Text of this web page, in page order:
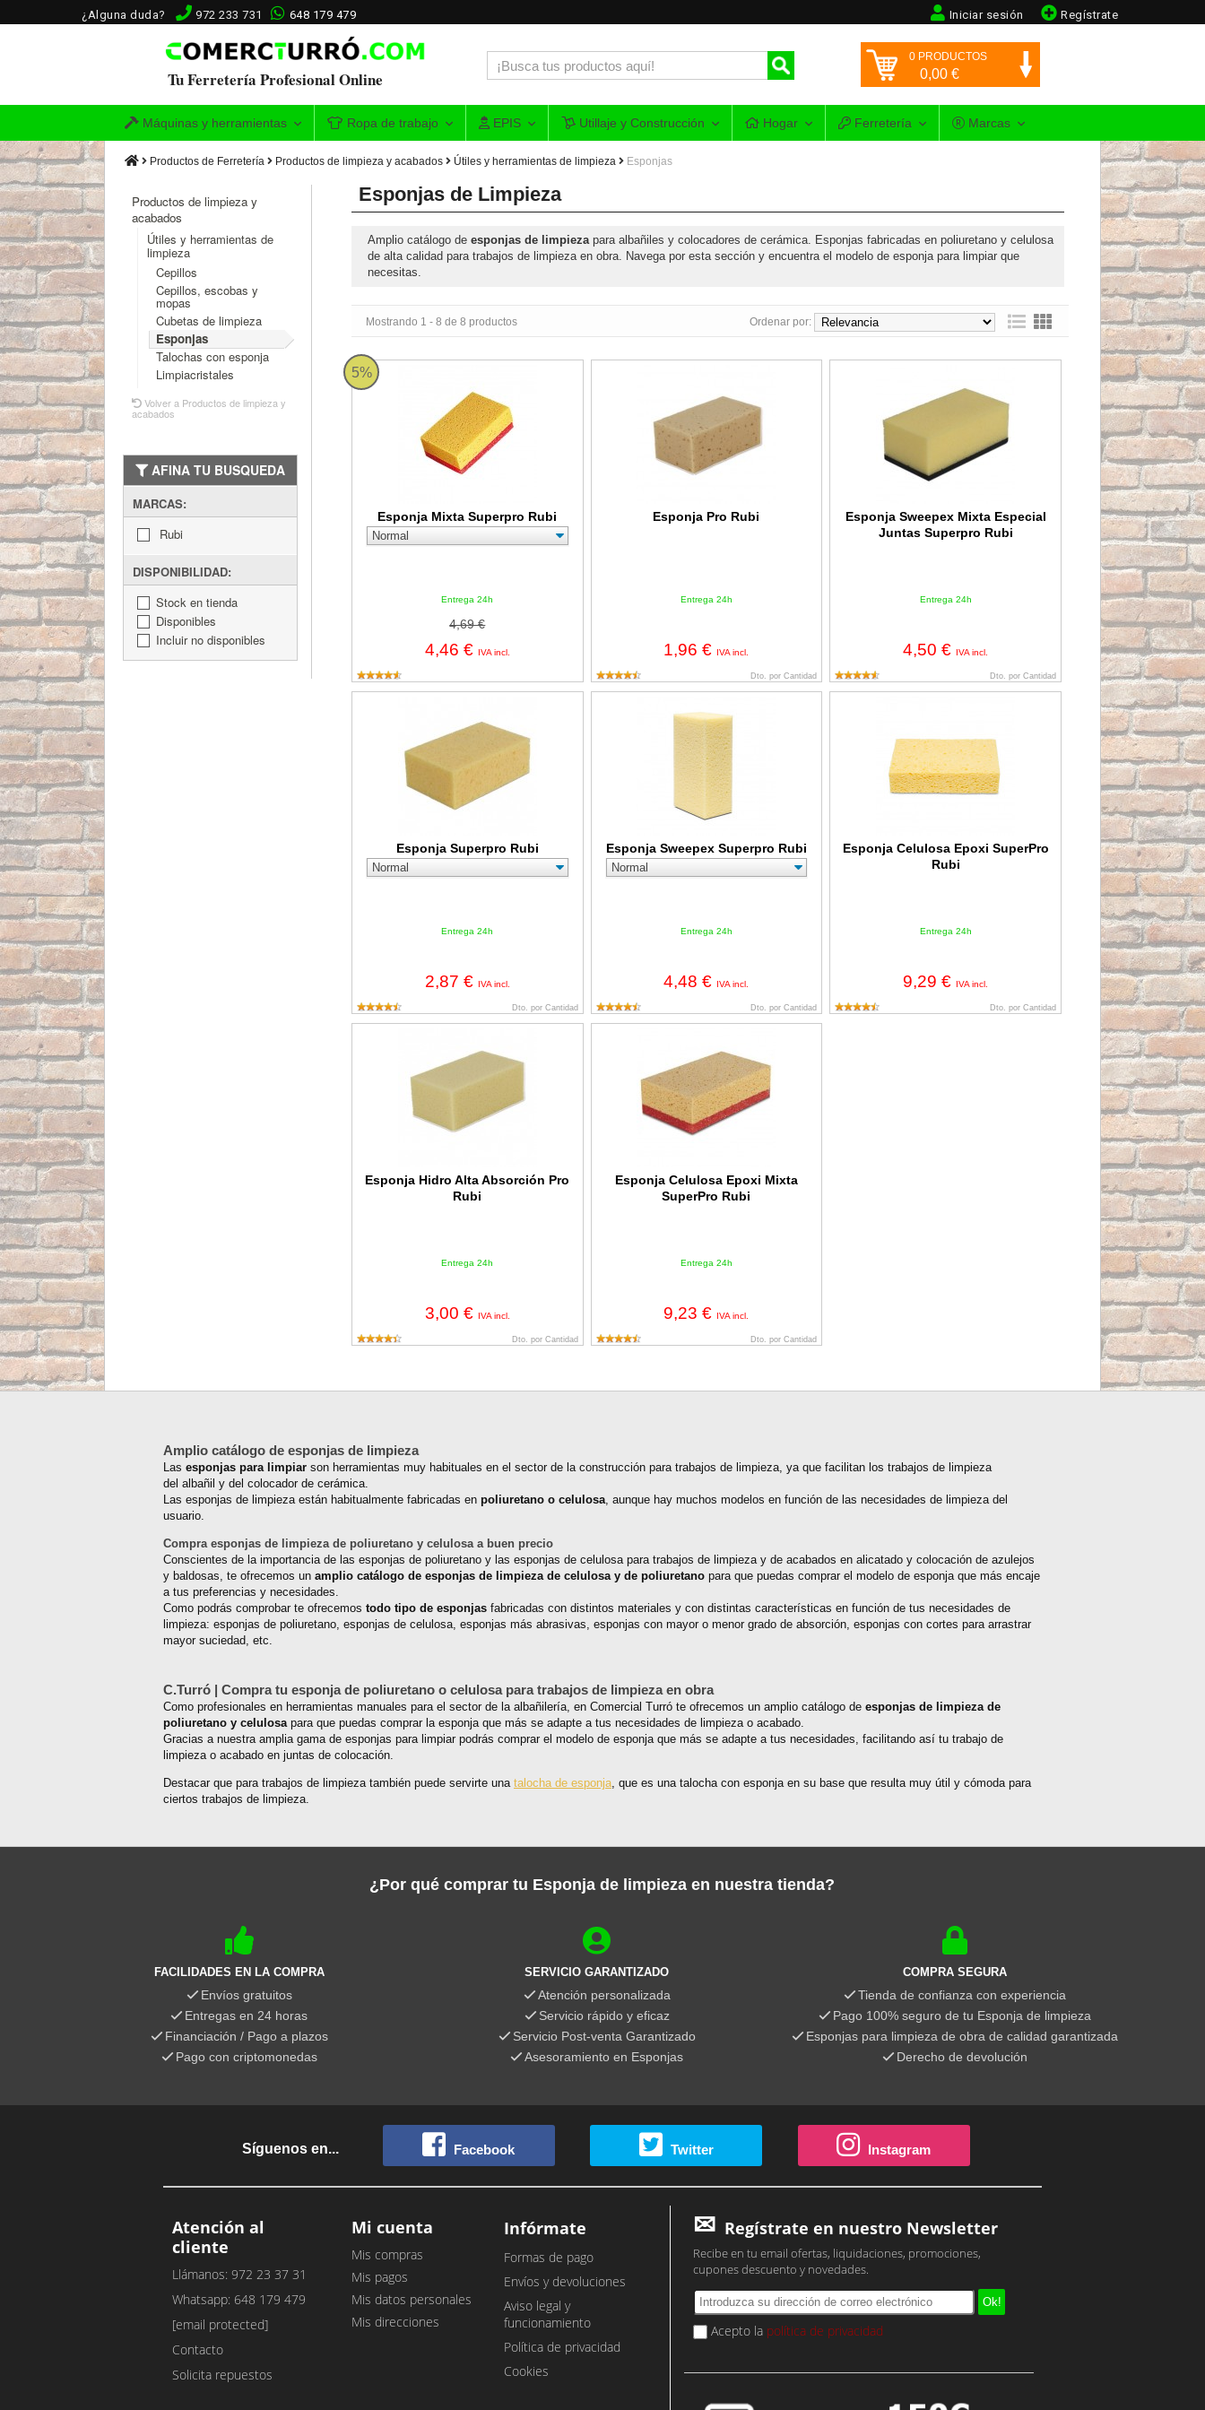
¿Alguna duda? 972 233 731 648 179 479 Regístrate
Iniciar sesión
Tu Ferretería Profesional Online
0 PRODUCTOS
0,00 €
Máquinas y herramientas Ropa de trabajo EPIS Utillaje y Construcción Hogar Ferretería Marcas
Productos de Ferretería Productos de limpieza y acabados Útiles y herramientas de limpieza Esponjas
Productos de limpieza y
acabados
Útiles y herramientas de
limpieza
Cepillos
Cepillos, escobas y
mopas
Cubetas de limpieza
Esponjas
Talochas con esponja
Limpiacristales
Volver a Productos de limpieza y
acabados
AFINA TU BUSQUEDA
MARCAS:
Rubi
DISPONIBILIDAD:
Stock en tienda
Disponibles
Incluir no disponibles
Esponjas de Limpieza
Amplio catálogo de esponjas de limpieza para albañiles y colocadores de cerámica. Esponjas fabricadas en poliuretano y celulosa
de alta calidad para trabajos de limpieza en obra. Navega por esta sección y encuentra el modelo de esponja para limpiar que
necesitas.
Mostrando 1 - 8 de 8 productos Ordenar por:
5%
Esponja Mixta Superpro Rubi
Entrega 24h
4,69 €
4,46 € IVA incl.
Esponja Mixta Superpro Rubi
Esponja Pro Rubi
Entrega 24h
1,96 € IVA incl.
Dto. por Cantidad
Esponja Sweepex Mixta Especial
Juntas Superpro Rubi
Entrega 24h
4,50 € IVA incl.
Dto. por Cantidad
Esponja Sweepex Mixta Especial Juntas Superpro Rubi
Esponja Superpro Rubi
Entrega 24h
2,87 € IVA incl.
Dto. por Cantidad
Esponja Sweepex Superpro Rubi
Entrega 24h
4,48 € IVA incl.
Dto. por Cantidad
Esponja Celulosa Epoxi SuperPro
Rubi
Entrega 24h
9,29 € IVA incl.
Dto. por Cantidad
Esponja Hidro Alta Absorción Pro
Rubi
Entrega 24h
3,00 € IVA incl.
Dto. por Cantidad
Esponja Celulosa Epoxi Mixta
SuperPro Rubi
Entrega 24h
9,23 € IVA incl.
Dto. por Cantidad
Amplio catálogo de esponjas de limpieza
Las esponjas para limpiar son herramientas muy habituales en el sector de la construcción para trabajos de limpieza, ya que facilitan los trabajos de limpieza
del albañil y del colocador de cerámica.
Las esponjas de limpieza están habitualmente fabricadas en poliuretano o celulosa , aunque hay muchos modelos en función de las necesidades de limpieza del
usuario.
Compra esponjas de limpieza de poliuretano y celulosa a buen precio
Conscientes de la importancia de las esponjas de poliuretano y las esponjas de celulosa para trabajos de limpieza y de acabados en alicatado y colocación de azulejos
y baldosas, te ofrecemos un amplio catálogo de esponjas de limpieza de celulosa y de poliuretano para que puedas comprar el modelo de esponja que más encaje
a tus preferencias y necesidades.
Como podrás comprobar te ofrecemos todo tipo de esponjas fabricadas con distintos materiales y con distintas características en función de tus necesidades de
limpieza: esponjas de poliuretano, esponjas de celulosa, esponjas más abrasivas, esponjas con mayor o menor grado de absorción, esponjas con cortes para arrastrar
mayor suciedad, etc.
C.Turró | Compra tu esponja de poliuretano o celulosa para trabajos de limpieza en obra
Como profesionales en herramientas manuales para el sector de la albañilería, en Comercial Turró te ofrecemos un amplio catálogo de esponjas de limpieza de
poliuretano y celulosa para que puedas comprar la esponja que más se adapte a tus necesidades de limpieza o acabado.
Gracias a nuestra amplia gama de esponjas para limpiar podrás comprar el modelo de esponja que más se adapte a tus necesidades, facilitando así tu trabajo de
limpieza o acabado en juntas de colocación.
Destacar que para trabajos de limpieza también puede servirte una talocha de esponja , que es una talocha con esponja en su base que resulta muy útil y cómoda para
ciertos trabajos de limpieza.
¿Por qué comprar tu Esponja de limpieza en nuestra tienda?
FACILIDADES EN LA COMPRA
Envíos gratuitos
Entregas en 24 horas
Financiación / Pago a plazos
Pago con criptomonedas
SERVICIO GARANTIZADO
Atención personalizada
Servicio rápido y eficaz
Servicio Post-venta Garantizado
Asesoramiento en Esponjas
COMPRA SEGURA
Tienda de confianza con experiencia
Pago 100% seguro de tu Esponja de limpieza
Esponjas para limpieza de obra de calidad garantizada
Derecho de devolución
Síguenos en... Facebook Twitter Instagram
Atención al
cliente
Llámanos: 972 23 37 31
Whatsapp: 648 179 479
[email protected]
Contacto
Solicita repuestos
Mi cuenta
Mis compras
Mis pagos
Mis datos personales
Mis direcciones
Infórmate
Formas de pago
Envíos y devoluciones
Aviso legal y
funcionamiento
Política de privacidad
Cookies
Regístrate en nuestro Newsletter
Recibe en tu email ofertas, liquidaciones, promociones,
cupones descuento y novedades.
Acepto la política de privacidad